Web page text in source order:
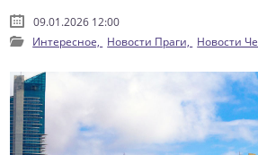
09.01.2026 12:00
Интересное, Новости Праги, Новости